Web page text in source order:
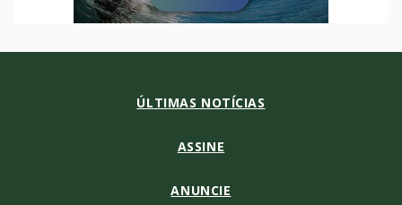
ÚLTIMAS NOTÍCIAS
ASSINE
ANUNCIE